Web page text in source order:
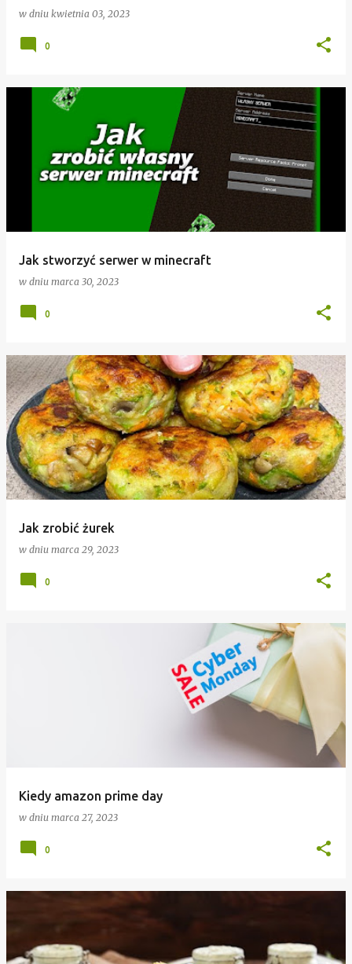
w dniu kwietnia 03, 2023
0
Jak stworzyć serwer w minecraft
w dniu marca 30, 2023
0
Jak zrobić żurek
w dniu marca 29, 2023
0
Kiedy amazon prime day
w dniu marca 27, 2023
0